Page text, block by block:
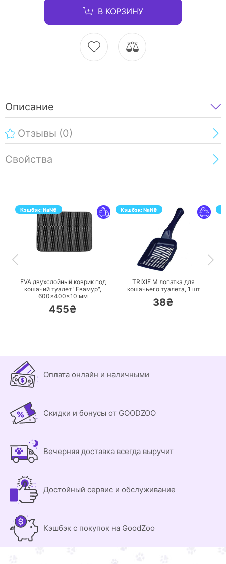
В КОРЗИНУ
Описание
Отзывы (0)
Свойства
Кэшбэк:NaN₴
EVA двухслойный коврик под
кошачий туалет "Евамур",
600×400×10 мм
455₴
Кэшбэк:NaN₴
ПЕРЕЙТИ
TRIXIE M лопатка для
кошачьего туалета, 1 шт
38₴
Оплата онлайн и наличными
Скидки и бонусы от GOODZOO
Вечерняя доставка всегда выручит
Достойный сервис и обслуживание
Кэшбэк с покупок на GoodZoo